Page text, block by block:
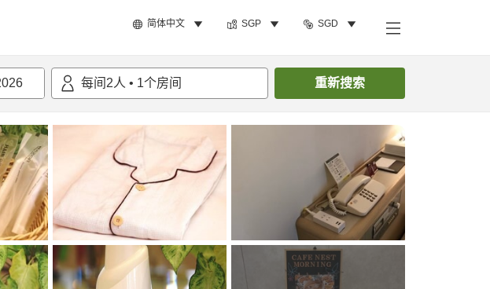
简体中文 SGP SGD
每间 2人 • 1个房间 重新搜索
搜索客房